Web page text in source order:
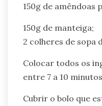
150g de amêndoas
150g de manteiga;
2 colheres de sopa
Colocar todos os
entre 7 a 10
Cubrir o bolo que